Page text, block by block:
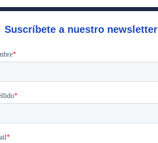
Suscríbete a nuestro newsletter